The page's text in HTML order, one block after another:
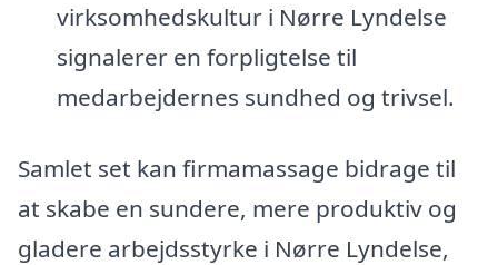
virksomhedskultur i Nørre Lyndelse
signalerer en forpligtelse til
medarbejdernes sundhed og trivsel.
Samlet set kan firmamassage bidrage til
at skabe en sundere, mere produktiv og
gladere arbejdsstyrke i Nørre Lyndelse,